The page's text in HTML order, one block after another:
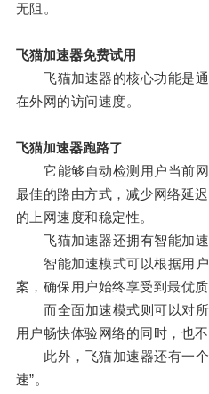
无阻。
飞猫加速器免费试用
飞猫加速器的核心功能是通
在外网的访问速度。
飞猫加速器跑路了
它能够自动检测用户当前网
最佳的路由方式，减少网络延
的上网速度和稳定性。
飞猫加速器还拥有智能加速
智能加速模式可以根据用户
案，确保用户始终享受到最优质
而全面加速模式则可以对所
用户畅快体验网络的同时，也
此外，飞猫加速器还有一个
速”。